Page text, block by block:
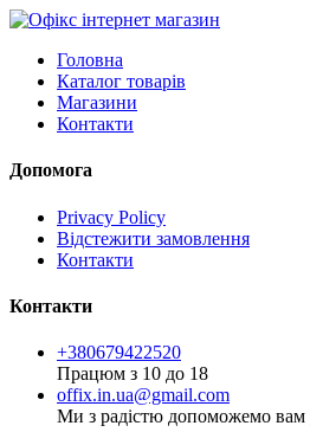
Головна
Каталог товарів
Магазини
Контакти
Допомога
Privacy Policy
Відстежити замовлення
Контакти
Контакти
+380679422520
Працюм з 10 до 18
offix.in.ua@gmail.com
Ми з радістю допоможемо вам